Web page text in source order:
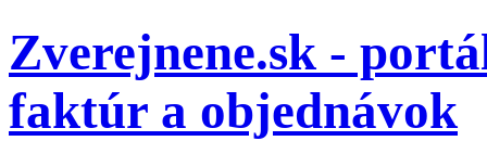
Zverejnene.sk -
faktúr a objednávok